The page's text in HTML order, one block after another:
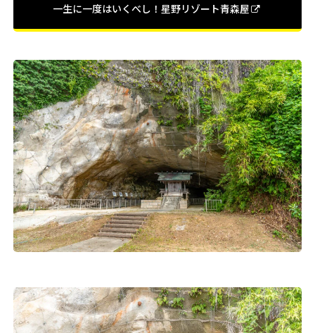
一生に一度はいくべし！星野リゾート青森屋